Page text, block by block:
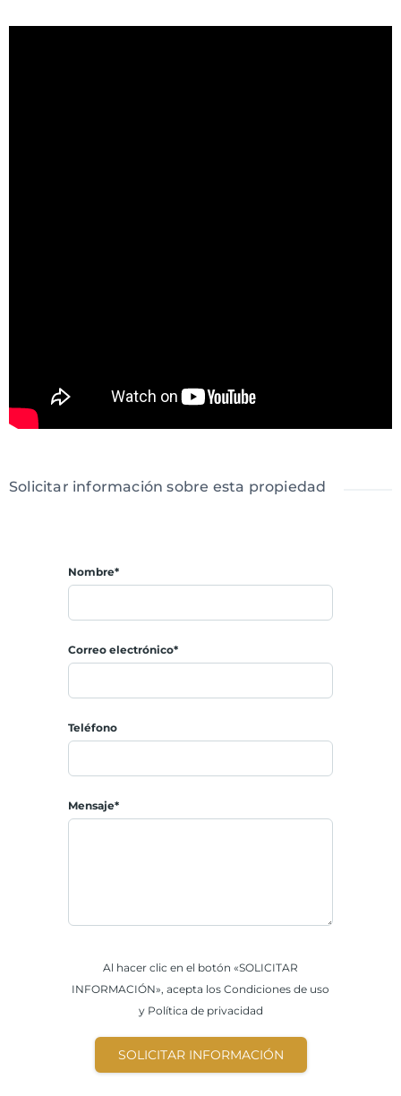
Solicitar información sobre esta propiedad
Nombre*
Correo electrónico*
Teléfono
Mensaje*
Al hacer clic en el botón «SOLICITAR
INFORMACIÓN», acepta los Condiciones de uso
y Política de privacidad
SOLICITAR INFORMACIÓN